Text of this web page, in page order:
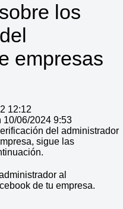
los
empresas
12:12
10/06/2024 9:53
del administrador
sigue las
al
de tu empresa.